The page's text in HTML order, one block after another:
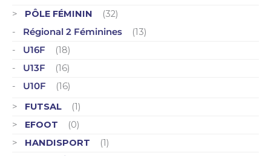
PÔLE FÉMININ
(32)
Régional 2 Féminines
(13)
U16F
(18)
U13F
(16)
U10F
(16)
FUTSAL
(1)
EFOOT
(0)
HANDISPORT
(1)